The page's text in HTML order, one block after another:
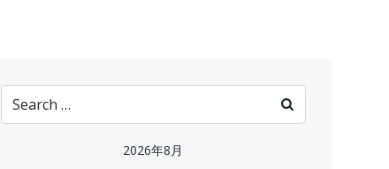
Search
for:
2026年8月